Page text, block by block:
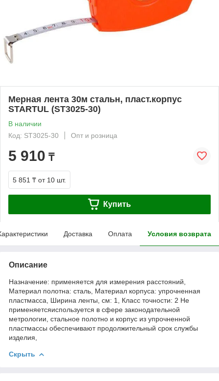
Мерная лента 30м стальн, пласт.корпус
STARTUL (ST3025-30)
В наличии
Код: ST3025-30
Опт и розница
5 910 ₸
5 851 ₸ от 10 шт.
Купить
Доставка Оплата Условия возврата
Описание
Назначение: применяется для измерения расстояний,
Материал полотна: сталь, Материал корпуса: упрочненная
пластмасса, Ширина ленты, см: 1, Класс точности: 2 Не
применяетсяиспользуется в сфере законодательной
метрологии, стальное полотно и корпус из упрочненной
пластмассы обеспечивают продолжительный срок службы
изделия,
Скрыть